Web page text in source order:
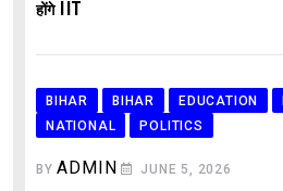
होंगे IIT
BIHAR BIHAR EDUCATION
NATIONAL
POLITICS
BYADMIN JUNE 5, 2026